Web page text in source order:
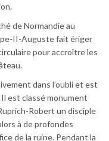
de Normandie au
II-Auguste fait ériger
pour accroître les
dans l’oubli et est
est classé monument
Robert un disciple
à de profondes
de la ruine. Pendant la